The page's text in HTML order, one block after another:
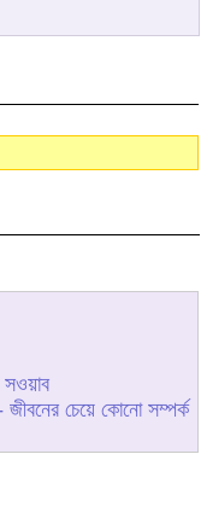
সওয়াব
চেয়ে কোনো সম্পর্ক